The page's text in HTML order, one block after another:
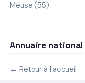
Meuse (55)
Annuaire national
← Retour à l'accueil